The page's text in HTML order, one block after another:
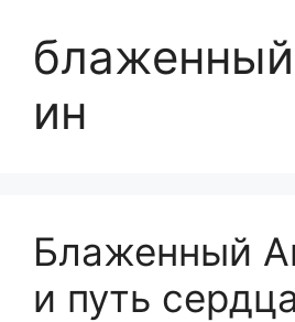
ин
Блаженный
и путь сердца